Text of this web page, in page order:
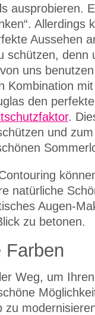
ausprobieren.
Allerdings
Aussehen
schützen, denn
uns
Kombination
den
.
und
natürliche
Augen-
zu betonen.
Farben
Weg, um